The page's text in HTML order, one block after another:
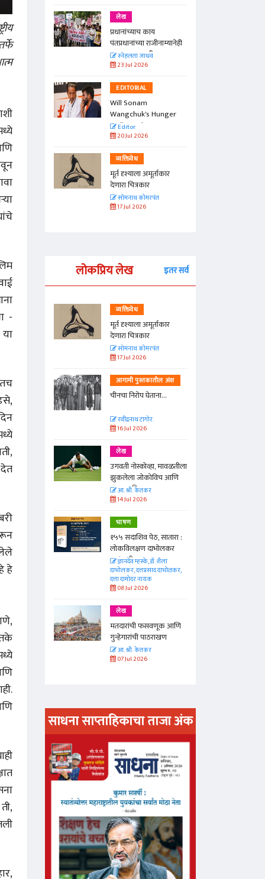
-
हे
लेख
प्रधानांच्याच काय
पंतप्रधानांच्या राजीनाम्यानेही
प्रश्न सुटणार नाही, पण...
स्नेहलता जाधव
23 Jul 2026
EDITORIAL
Will Sonam
Wangchuk's Hunger
Strike Make a
Difference?
Editor
20 Jul 2026
व्यक्तिवेध
मूर्त दृश्याला अमूर्ताकार
देणारा चित्रकार
सोमनाथ कोमरपंत
17 Jul 2026
लोकप्रिय लेख इतर सर्व
अंश
:
आणि
व्यक्तिवेध
मूर्त दृश्याला अमूर्ताकार
देणारा चित्रकार
सोमनाथ कोमरपंत
17 Jul 2026
आगामी पुस्तकातील अंश
चीनचा निरोप घेताना...
रवींद्रनाथ टागोर.
16 Jul 2026
लेख
उगवती नोस्कोव्हा, मावळतीला
झुकलेला जोकोविच आणि
दरम्यान विम्बल्डन
आ. श्री. केतकर
14 Jul 2026
भाषण
१५५ सदाशिव पेठ, सातारा :
लोकविलक्षण दाभोलकर
कुटुंबाची कथा
ज्ञानदेव म्हस्के, डॉ. शैला
दाभोलकर, दत्तप्रसाद दाभोळकर,
दत्ता दामोदर नायक
08 Jul 2026
लेख
मतदारांची फसवणूक आणि
गुन्हेगारांची पाठराखण
आ. श्री. केतकर
07 Jul 2026
साधना साप्ताहिकाचा ताजा अंक